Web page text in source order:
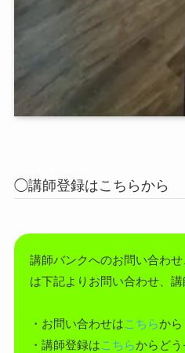
◯講師登録はこちらから
講師バンクへのお問い合わ
は下記よりお問い合わせ、講
・お問い合わせはこちらから
・講師登録はこちらからど